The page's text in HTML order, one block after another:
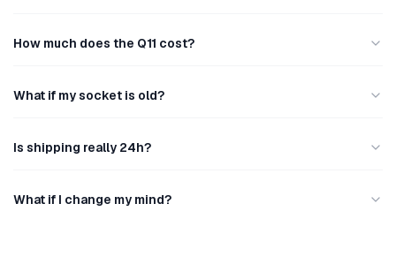
How much does the Q11 cost?
What if my socket is old?
Is shipping really 24h?
What if I change my mind?